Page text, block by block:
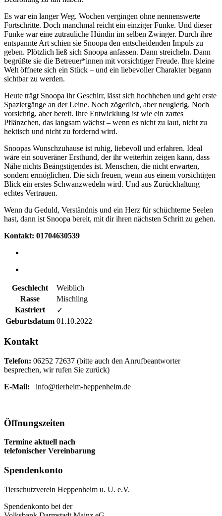
Es war ein langer Weg. Wochen vergingen ohne nennenswerte
Fortschritte. Doch manchmal reicht ein einziger Funke. Und dieser
Funke war eine zutrauliche Hündin im selben Zwinger. Durch ihre
entspannte Art schien sie Snoopa den entscheidenden Impuls zu
geben. Plötzlich ließ sich Snoopa anfassen. Dann streicheln. Dann
begrüßte sie die Betreuer*innen mit vorsichtiger Freude. Ihre kleine
Welt öffnete sich ein Stück – und ein liebevoller Charakter begann
sichtbar zu werden.
Heute trägt Snoopa ihr Geschirr, lässt sich hochheben und geht erste
Spaziergänge an der Leine. Noch zögerlich, aber neugierig. Noch
vorsichtig, aber bereit. Ihre Entwicklung ist wie ein zartes
Pflänzchen, das langsam wächst – wenn es nicht zu laut, nicht zu
hektisch und nicht zu fordernd wird.
Snoopas Wunschzuhause ist ruhig, liebevoll und erfahren. Ideal
wäre ein souveräner Ersthund, der ihr weiterhin zeigen kann, dass
Nähe nichts Beängstigendes ist. Menschen, die nicht erwarten,
sondern ermöglichen. Die sich freuen, wenn aus einem vorsichtigen
Blick ein erstes Schwanzwedeln wird. Und aus Zurückhaltung
echtes Vertrauen.
Wenn du Geduld, Verständnis und ein Herz für schüchterne Seelen
hast, dann ist Snoopa bereit, mit dir ihren nächsten Schritt zu gehen.
Kontakt: 01704630539
Geschlecht
Weiblich
Rasse
Mischling
Kastriert
✓
Geburtsdatum 01.10.2022
Kontakt
Telefon: 06252 72637 (bitte auch den Anrufbeantworter
besprechen, wir rufen Sie zurück)
E-Mail:
info@tierheim-heppenheim.de
Öffnungszeiten
Termine aktuell nach
telefonischer Vereinbarung
Spendenkonto
Tierschutzverein Heppenheim u. U. e.V.
Spendenkonto bei der